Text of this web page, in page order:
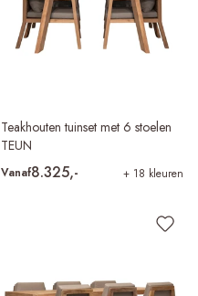
Teakhouten tuinset met 6 stoelen
TEUN
Vanaf8.325,- + 18 kleuren